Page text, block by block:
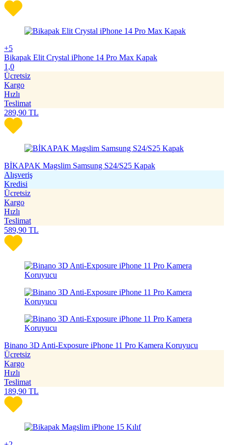
+5
Bikapak Elit Crystal iPhone 14 Pro Max Kapak
1,0
Ücretsiz
Kargo
Hızlı
Teslimat
289,90 TL
BİKAPAK Magslim Samsung S24/S25 Kapak
Alışveriş
Kredisi
Ücretsiz
Kargo
Hızlı
Teslimat
589,90 TL
Binano 3D Anti-Exposure iPhone 11 Pro Kamera Koruyucu
Ücretsiz
Kargo
Hızlı
Teslimat
189,90 TL